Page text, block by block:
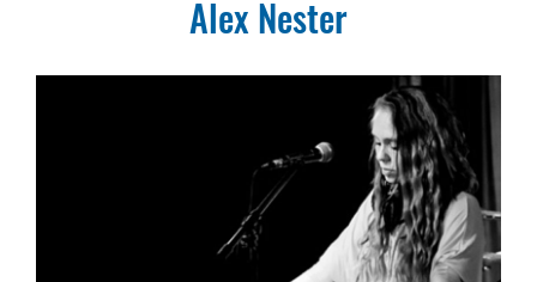
Alex Nester